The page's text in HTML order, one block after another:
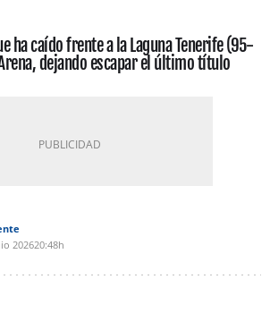
ha caído frente a la Laguna Tenerife (95-
dejando escapar el último título
202620:48h